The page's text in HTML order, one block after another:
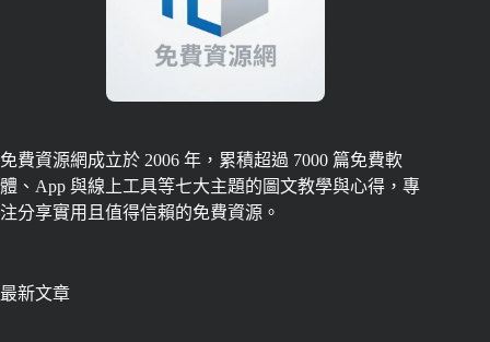
免費資源網成立於 2006 年，累積超過 7000 篇免費軟
體、App 與線上工具等七大主題的圖文教學與心得，專
注分享實用且值得信賴的免費資源。
最新文章